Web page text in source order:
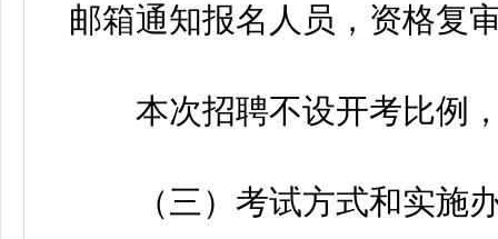
邮箱通知报名人员，资格复
本次招聘不设开考比例，
（三）考试方式和实施